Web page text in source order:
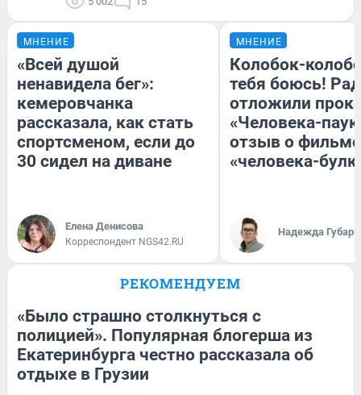
МНЕНИЕ
«Всей душой
ненавидела бег»:
кемеровчанка
рассказала, как стать
спортсменом, если до
30 сидел на диване
Елена Денисова
Корреспондент NGS42.RU
МНЕНИЕ
Колобок-
тебя боюсь!
отложили
«Человека-
отзыв о
«человека-
Надежда Губарь
РЕКОМЕНДУЕМ
«Было страшно столкнуться с
полицией». Популярная блогерша из
Екатеринбурга честно рассказала об
отдыхе в Грузии